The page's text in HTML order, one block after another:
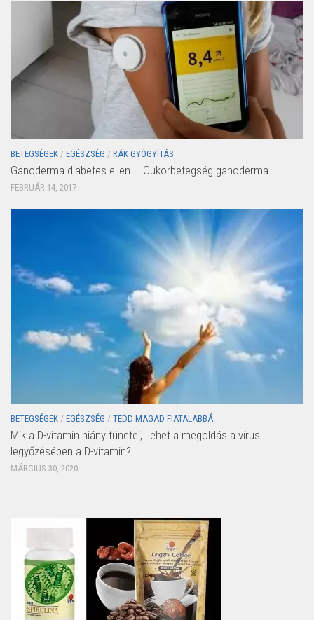
BETEGSÉGEK / EGÉSZSÉG / RÁK GYÓGYÍTÁS
Ganoderma diabetes ellen – Cukorbetegség ganoderma
FEBRUÁR 14, 2017
BETEGSÉGEK / EGÉSZSÉG / TEDD MAGAD FIATALABBÁ
Mik a D-vitamin hiány tünetei, Lehet a megoldás a vírus
legyőzésében a D-vitamin?
MÁRCIUS 30, 2020